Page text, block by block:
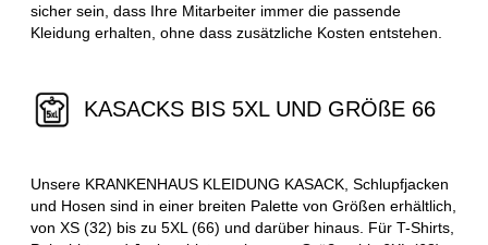
sicher sein, dass Ihre Mitarbeiter immer die passende
Kleidung erhalten, ohne dass zusätzliche Kosten entstehen.
KASACKS BIS 5XL UND GRÖßE 66
Unsere KRANKENHAUS KLEIDUNG KASACK, Schlupfjacken
und Hosen sind in einer breiten Palette von Größen erhältlich,
von XS (32) bis zu 5XL (66) und darüber hinaus. Für T-Shirts,